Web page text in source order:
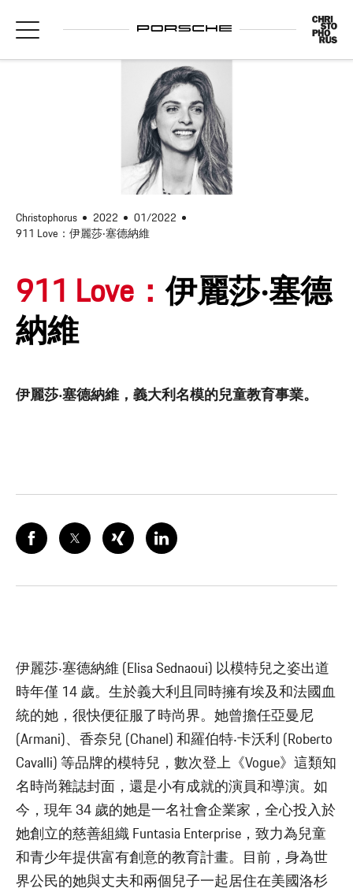
Christophorus 2022
01/2022
911 Love：伊麗莎‧塞德納維
911 Love：伊麗莎‧塞德
納維
伊麗莎‧塞德納維，義大利名模的兒童教育事業。
伊麗莎‧塞德納維 (Elisa Sednaoui) 以模特兒之姿出道
時年僅 14 歲。生於義大利且同時擁有埃及和法國血
統的她，很快便征服了時尚界。她曾擔任亞曼尼
(Armani)、香奈兒 (Chanel) 和羅伯特‧卡沃利 (Roberto
Cavalli) 等品牌的模特兒，數次登上《Vogue》這類知
名時尚雜誌封面，還是小有成就的演員和導演。如
今，現年 34 歲的她是一名社會企業家，全心投入於
她創立的慈善組織 Funtasia Enterprise，致力為兒童
和青少年提供富有創意的教育計畫。目前，身為世
界公民的她與丈夫和兩個兒子一起居住在美國洛杉